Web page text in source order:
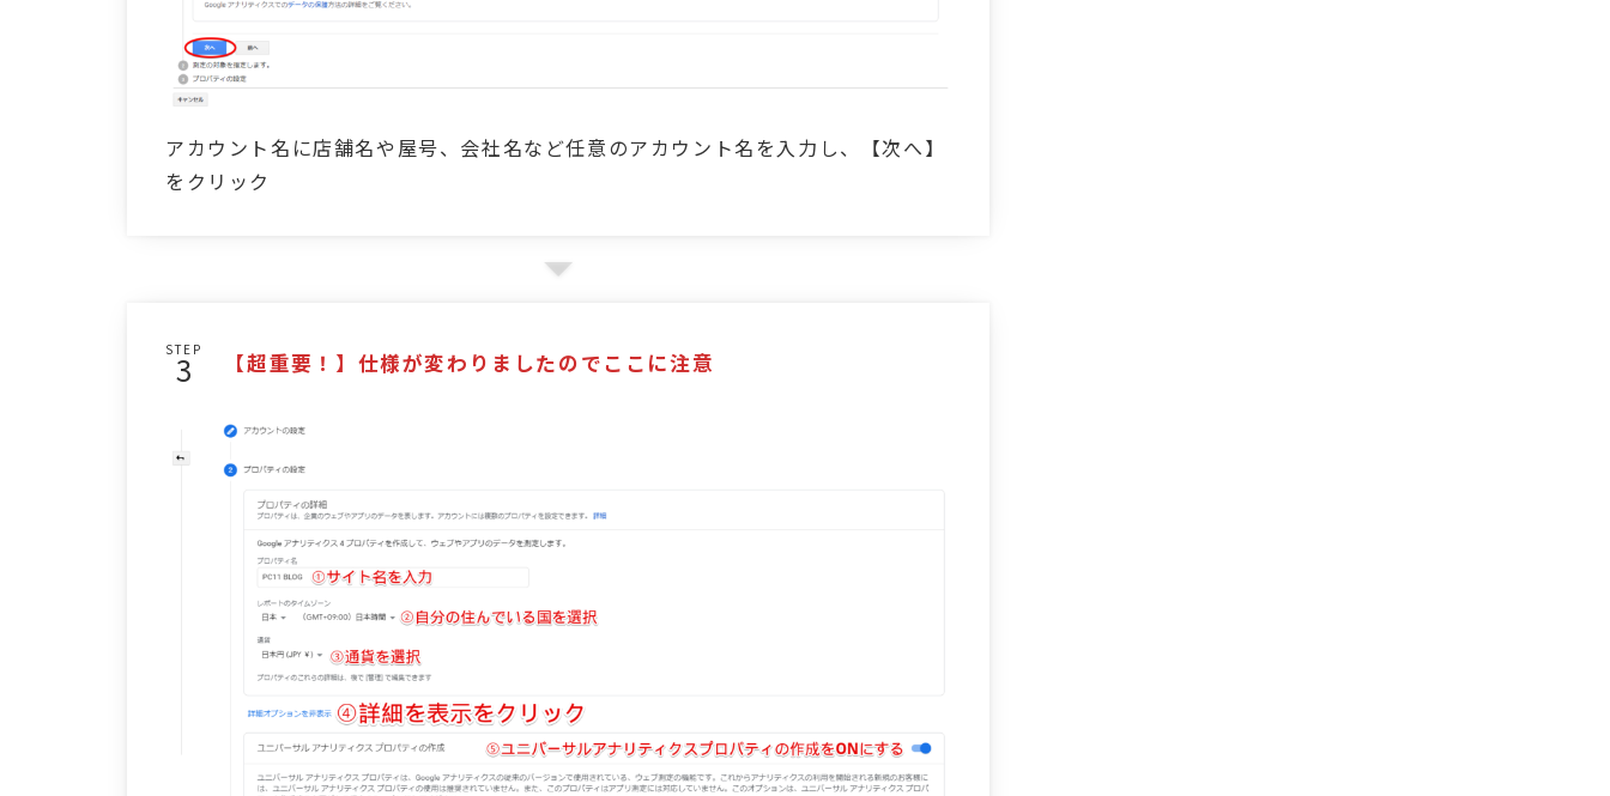
アカウント名に店舗名や屋号、会社名など任意のアカウント名を入力し、【次へ】
をクリック
STEP 【超重要！】仕様が変わりましたのでここに注意